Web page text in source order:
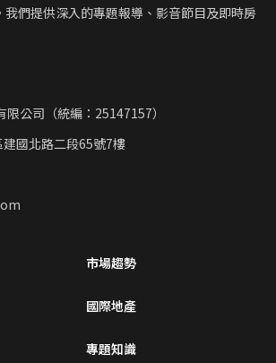
們提供深入的專題報導、影音節目及即時房
公司（統編：25147157）
國北路二段65號7樓
市場趨勢
國際地產
專題知識